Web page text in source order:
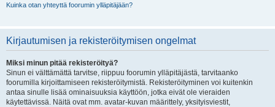
Kuinka otan yhteyttä foorumin ylläpitäjään?
Kirjautumisen ja rekisteröitymisen ongelmat
Miksi minun pitää rekisteröityä?
Sinun ei välttämättä tarvitse, riippuu foorumin ylläpitäjästä, tarvitaanko
foorumilla kirjoittamiseen rekisteröitymistä. Rekisteröityminen voi kuitenkin
antaa sinulle lisää ominaisuuksia käyttöön, jotka eivät ole vieraiden
käytettävissä. Näitä ovat mm. avatar-kuvan määrittely, yksityisviestit,